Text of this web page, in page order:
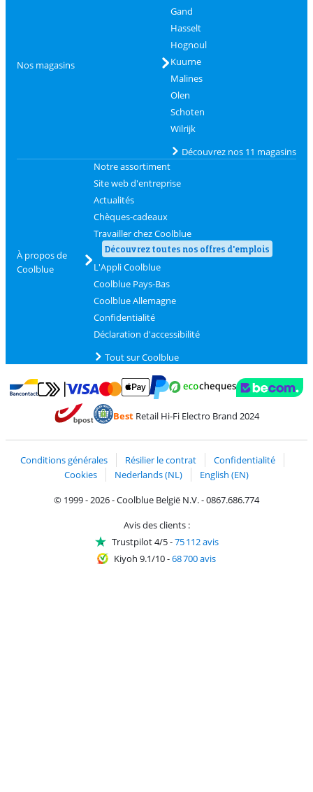
Nos magasins
Gand
Hasselt
Hognoul
Kuurne
Malines
Olen
Schoten
Wilrijk
Découvrez nos 11 magasins
À propos de
Coolblue
Notre assortiment
Site web d'entreprise
Actualités
Chèques-cadeaux
Travailler chez Coolblue
Découvrez toutes nos offres d'emplois
L'Appli Coolblue
Coolblue Pays-Bas
Coolblue Allemagne
Confidentialité
Déclaration d'accessibilité
Tout sur Coolblue
Payer avec Bancontact
Payer avec MasterCard et Visa via ClickToPay
BestRetail Hi-Fi Electro Brand 2024
Conditions générales Résilier le contrat
Confidentialité
Cookies
Nederlands (NL)
English (EN)
© 1999 - 2026 - Coolblue België N.V. - 0867.686.774
Avis des clients :
Trustpilot 4/5-75 112 avis
Kiyoh 9.1/10-68 700 avis